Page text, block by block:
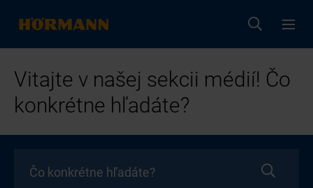
Vitajte v našej sekcii médií! Čo
konkrétne hľadáte?